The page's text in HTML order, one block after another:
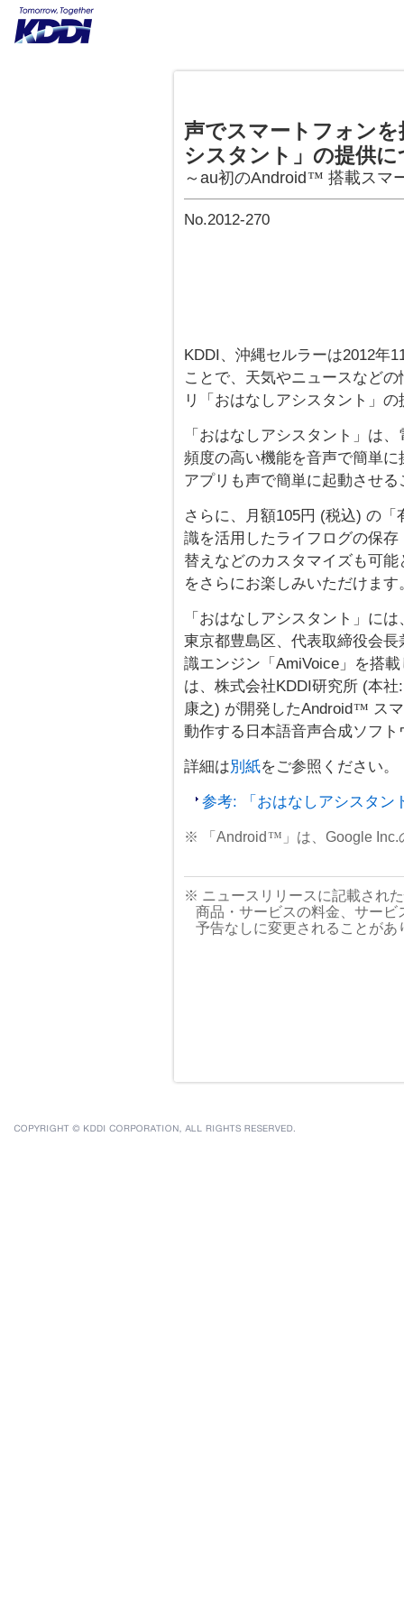
声でスマートフォン
シスタント」の提供に
～au初のAndroid™ 搭載スマ
No.2012-270
KDDI、沖縄セルラーは2012年
ことで、天気やニュースなど
リ「おはなしアシスタント」
「おはなしアシスタント」は
頻度の高い機能を音声で簡単
アプリも声で簡単に起動させ
さらに、月額105円 (税込) の
識を活用したライフログの保
替えなどのカスタマイズも可
をさらにお楽しみいただけます
「おはなしアシスタント」に
東京都豊島区、代表取締役会
識エンジン「AmiVoice」を搭
は、株式会社KDDI研究所 (本
康之) が開発したAndroid™ ス
動作する日本語音声合成ソフ
詳細は別紙をご参照ください。
参考: 「おはなしアシスタン
※ 「Android™ 」は、Google
※ ニュースリリースに記載され
商品・サービスの料金、サー
予告なしに変更されることが